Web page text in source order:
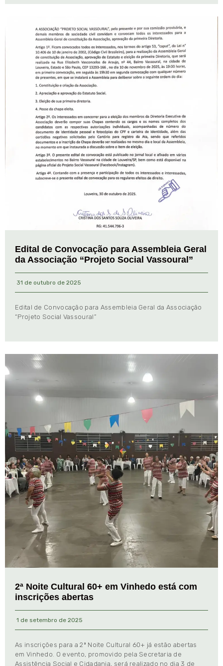
Edital de Convocação para Assembleia Geral
da Associação “Projeto Social Vassoural”
31 de outubro de 2025
Edital de Convocação para Assembleia Geral da Associação
“Projeto Social Vassoural”
2ª Noite Cultural 60+ em Vinhedo está com
inscrições abertas
1 de setembro de 2025
As inscrições para a 2ª Noite Cultural 60+ já estão abertas
em Vinhedo. O evento, promovido pela Secretaria de
Assistência Social e Cidadania, será realizado no dia 3 de